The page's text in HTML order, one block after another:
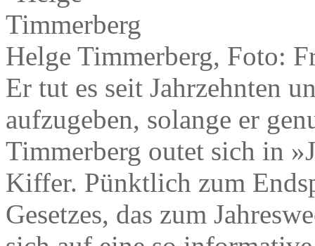
Helge Timmerberg, Foto:
Er tut es seit Jahrzehnten
aufzugeben, solange er
Timmerberg outet sich in
Kiffer. Pünktlich zum
Gesetzes, das zum